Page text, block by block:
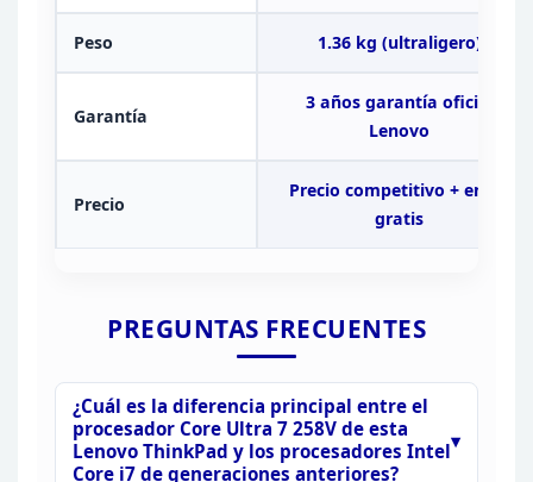
Peso 1.36 kg (ultraligero)
Garantía
3 añosgarantía oficial
Lenovo
Precio
Precio competitivo + envío
gratis
PREGUNTAS FRECUENTES
¿Cuál es la diferencia principal entre el
procesador Core Ultra 7 258V de esta
Lenovo ThinkPad y los procesadores Intel
Core i7 de generaciones anteriores?